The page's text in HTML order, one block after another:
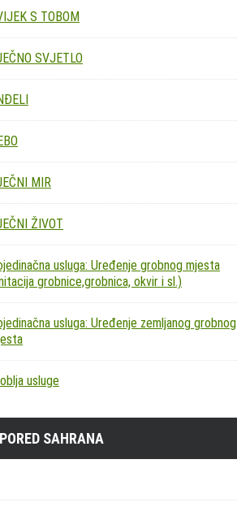
S TOBOM
SVJETLO
MIR
ŽIVOT
usluga: Uređenje grobnog mjesta
grobnice,grobnica, okvir i sl.)
usluga: Uređenje zemljanog grobnog
usluge
SAHRANA